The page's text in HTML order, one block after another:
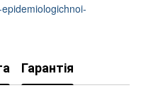
Гарантія